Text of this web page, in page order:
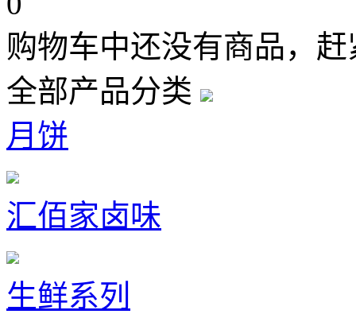
购物车中还没有商品，
全部产品分类
月饼
汇佰家卤味
生鲜系列